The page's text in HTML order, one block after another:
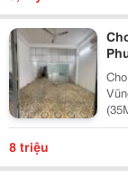
Vũng Tàu ✦ Diện
8 triệu